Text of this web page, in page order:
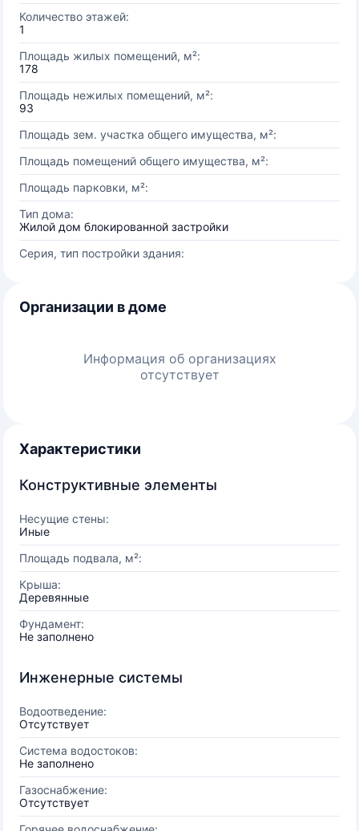
Количество этажей:
1
Площадь жилых помещений, м²:
178
Площадь нежилых помещений, м²:
93
Площадь зем. участка общего имущества, м²:
Площадь помещений общего имущества, м²:
Площадь парковки, м²:
Тип дома:
Жилой дом блокированной застройки
Серия, тип постройки здания:
Организации в доме
Информация об организациях
отсутствует
Характеристики
Конструктивные элементы
Несущие стены:
Иные
Площадь подвала, м²:
Крыша:
Деревянные
Фундамент:
Не заполнено
Инженерные системы
Водоотведение:
Отсутствует
Система водостоков:
Не заполнено
Газоснабжение:
Отсутствует